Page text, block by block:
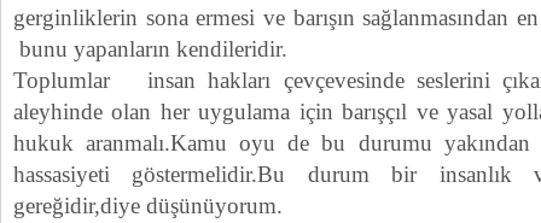
gerginliklerin sona ermesi ve barışın sağlanmasından
bunu yapanların kendileridir.
Toplumlar insan hakları çevçevesinde seslerini
aleyhinde olan her uygulama için barışçıl ve yasal
hukuk aranmalı.Kamu oyu de bu durumu
hassasiyeti göstermelidir.Bu durum bir insanlık
gereğidir,diye düşünüyorum.